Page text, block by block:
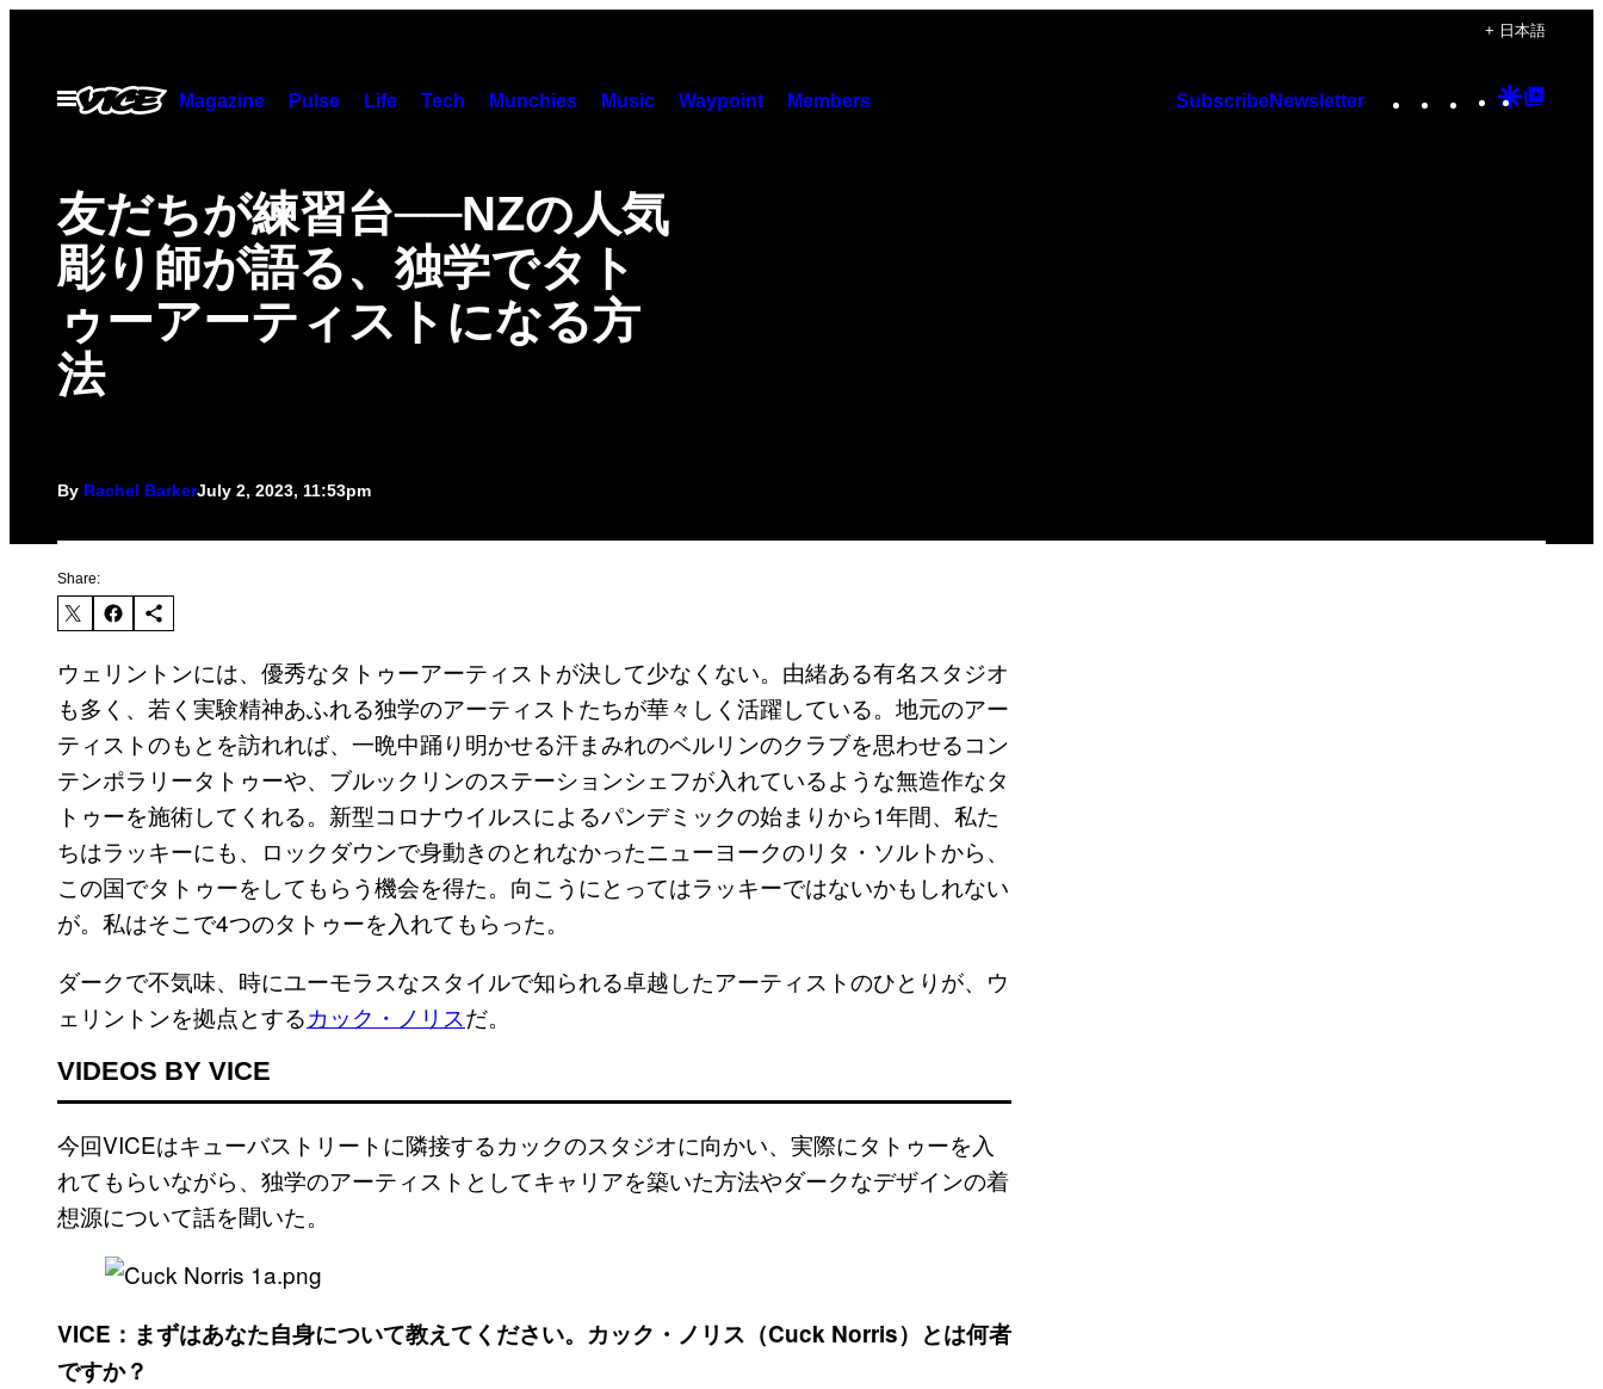
content
+ 日本語
Open
Menu
Magazine Pulse Life Tech Munchies Music Waypoint Members SubscribeNewsletter Instagram
TikTok
YouTube
Google
友だちが練習台──NZの人気
彫り師が語る、独学でタト
ゥーアーティストになる方
法
By Rachel BarkerJuly 2, 2023, 11:53pm
Share:
ウェリントンには、優秀なタトゥーアーティストが決して少なくない。由緒ある有名スタジオ
も多く、若く実験精神あふれる独学のアーティストたちが華々しく活躍している。地元のアー
ティストのもとを訪れれば、一晩中踊り明かせる汗まみれのベルリンのクラブを思わせるコン
テンポラリータトゥーや、ブルックリンのステーションシェフが入れているような無造作なタ
トゥーを施術してくれる。新型コロナウイルスによるパンデミックの始まりから1年間、私た
ちはラッキーにも、ロックダウンで身動きのとれなかったニューヨークのリタ・ソルトから、
この国でタトゥーをしてもらう機会を得た。向こうにとってはラッキーではないかもしれない
が。私はそこで4つのタトゥーを入れてもらった。
ダークで不気味、時にユーモラスなスタイルで知られる卓越したアーティストのひとりが、ウ
ェリントンを拠点とするカック・ノリスだ。
VIDEOS BY VICE
今回VICEはキューバストリートに隣接するカックのスタジオに向かい、実際にタトゥーを入
れてもらいながら、独学のアーティストとしてキャリアを築いた方法やダークなデザインの着
想源について話を聞いた。
VICE：まずはあなた自身について教えてください。カック・ノリス（Cuck Norris）とは何者
ですか？